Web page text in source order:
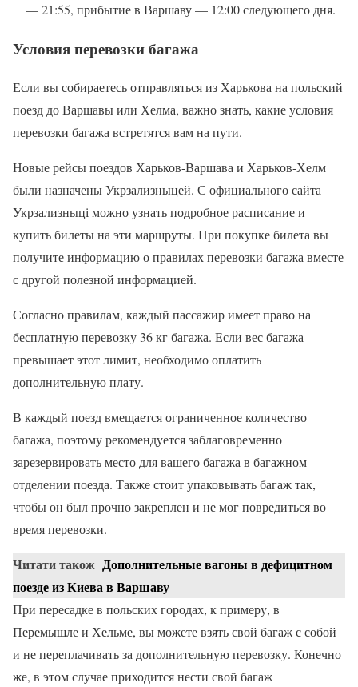
— 21:55, прибытие в Варшаву — 12:00 следующего дня.
Условия перевозки багажа
Если вы собираетесь отправляться из Харькова на польский
поезд до Варшавы или Хелма, важно знать, какие условия
перевозки багажа встретятся вам на пути.
Новые рейсы поездов Харьков-Варшава и Харьков-Хелм
были назначены Укрзализныцей. С официального сайта
Укрзализныці можно узнать подробное расписание и
купить билеты на эти маршруты. При покупке билета вы
получите информацию о правилах перевозки багажа вместе
с другой полезной информацией.
Согласно правилам, каждый пассажир имеет право на
бесплатную перевозку 36 кг багажа. Если вес багажа
превышает этот лимит, необходимо оплатить
дополнительную плату.
В каждый поезд вмещается ограниченное количество
багажа, поэтому рекомендуется заблаговременно
зарезервировать место для вашего багажа в багажном
отделении поезда. Также стоит упаковывать багаж так,
чтобы он был прочно закреплен и не мог повредиться во
время перевозки.
Читати також Дополнительные вагоны в дефицитном
поезде из Киева в Варшаву
При пересадке в польских городах, к примеру, в
Перемышле и Хельме, вы можете взять свой багаж с собой
и не переплачивать за дополнительную перевозку. Конечно
же, в этом случае приходится нести свой багаж